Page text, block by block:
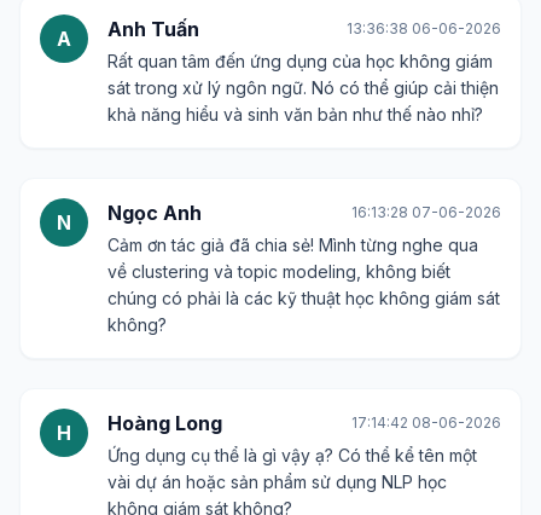
A Anh Tuấn 13:36:38 06-06-2026
Rất quan tâm đến ứng dụng của học không giám
sát trong xử lý ngôn ngữ. Nó có thể giúp cải thiện
khả năng hiểu và sinh văn bản như thế nào nhỉ?
N Ngọc Anh 16:13:28 07-06-2026
Cảm ơn tác giả đã chia sẻ! Mình từng nghe qua
về clustering và topic modeling, không biết
chúng có phải là các kỹ thuật học không giám sát
không?
H Hoàng Long 17:14:42 08-06-2026
Ứng dụng cụ thể là gì vậy ạ? Có thể kể tên một
vài dự án hoặc sản phẩm sử dụng NLP học
không giám sát không?